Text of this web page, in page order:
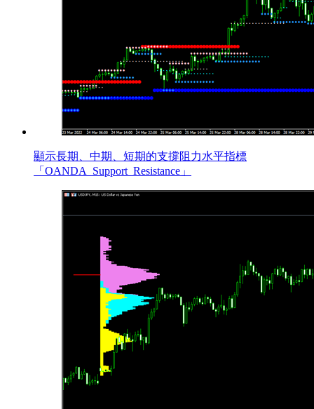
顯示長期、中期、短期的支撐阻力水平指標
「OANDA_Support_Resistance」